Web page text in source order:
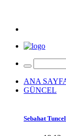
ANA
GÜNCEL
Sebahat